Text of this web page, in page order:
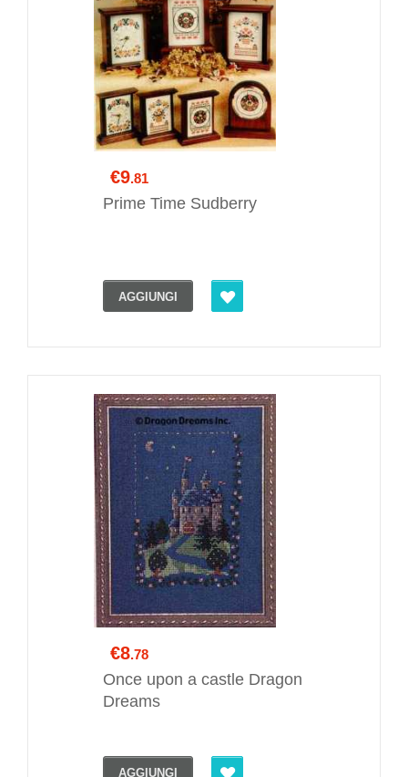
€9.81
Prime Time Sudberry
AGGIUNGI
€8.78
Once upon a castle Dragon
Dreams
AGGIUNGI